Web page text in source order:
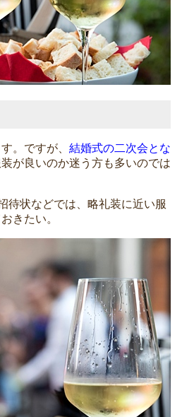
。ですが、 結婚式の二次会とな
が良いのか迷う方も多いのでは
待状などでは、略礼装に近い服
きたい。
ート調査】男女別スーツが似合うと思
ランキングTOP10！栄えある1位に選